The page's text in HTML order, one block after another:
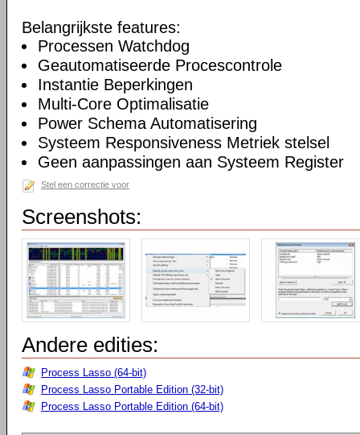
Belangrijkste features:
Processen Watchdog
Geautomatiseerde Procescontrole
Instantie Beperkingen
Multi-Core Optimalisatie
Power Schema Automatisering
Systeem Responsiveness Metriek stelsel
Geen aanpassingen aan Systeem Register
Stel een correctie voor
Screenshots:
Andere edities:
Process Lasso (64-bit)
Process Lasso Portable Edition (32-bit)
Process Lasso Portable Edition (64-bit)